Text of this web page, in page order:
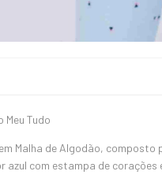
Meu Tudo
Malha de Algodão,
azul com estampa de